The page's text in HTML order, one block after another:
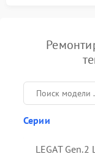
Серии
LEGAT Gen.2